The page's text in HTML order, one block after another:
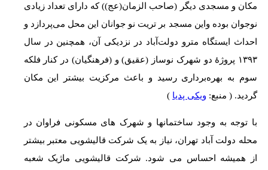
مکان و مسجدی دیگر (صاحب الزمان(عج)) که دارای تعداد زیادی
نوجوان بوده واین مسجد بر تریت نو جوانان این محل می‌پردازد و
احداث ایستگاه مترو دولت‌آباد در نزدیکی آن، همچنین در سال
۱۳۹۳ پروژهٔ دو شهرک نوساز (عقیق) و (فرهنگیان) در کنار فلکه
سوم به بهره‌برداری رسید و باعث مرکزیت بیشتر این مکان
گردید. ( منبع: ویکی پدیا )
با توجه به وجود ساختمانها و شهرک های مسکونی فراوان در
محله دولت آباد تهران، نیاز به یک شرکت قالیشویی معتبر بیشتر
از همیشه احساس می شود. شرکت قالیشویی ماژیک شعبه